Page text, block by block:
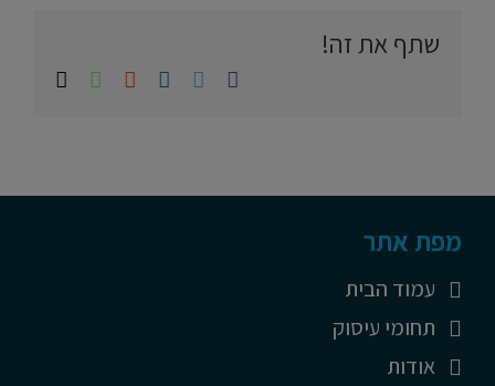
שתף את זה!
Facebook
Twitter
LinkedIn
Reddit
Whatsapp
מפת אתר
עמוד הבית
תחומי עיסוק
אודות